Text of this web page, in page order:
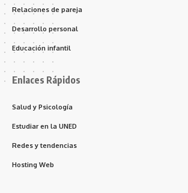
Relaciones de pareja
Desarrollo personal
Educación infantil
Enlaces Rápidos
Salud y Psicología
Estudiar en la UNED
Redes y tendencias
Hosting Web